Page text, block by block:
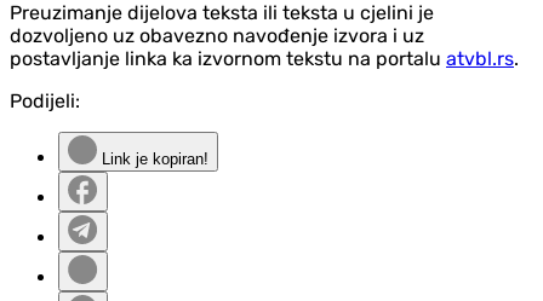
Preuzimanje dijelova teksta ili teksta u cjelini je
dozvoljeno uz obavezno navođenje izvora i uz
postavljanje linka ka izvornom tekstu na portalu atvbl.rs.
Podijeli:
Link je kopiran!